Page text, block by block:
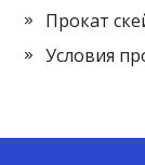
Прокат
Условия